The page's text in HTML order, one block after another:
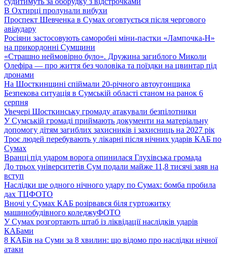
В Охтирці пролунали вибухи
Проспект Шевченка в Сумах оговтується після чергового
авіаудару
Росіяни застосовують саморобні міни-пастки «Лампочка-Н»
на прикордонні Сумщини
«Страшно неймовірно було». Дружина загиблого Миколи
Олефіра — про життя без чоловіка та поїздки на цвинтар під
дронами
На Шосткинщині спіймали 20-річного автоугонщика
Безпекова ситуація в Сумській області станом на ранок 6
серпня
Увечері Шосткинську громаду атакували безпілотники
У Сумській громаді приймають документи на матеріальну
допомогу дітям загиблих захисників і захисниць на 2027 рік
Троє людей перебувають у лікарні після нічних ударів КАБ по
Сумах
Вранці під ударом ворога опинилася Глухівська громада
До трьох університетів Сум подали майже 11,8 тисячі заяв на
вступ
Наслідки ще одного нічного удару по Сумах: бомба пробила
дах ТЦФОТО
Вночі у Сумах КАБ розірвався біля гуртожитку
машинобудівного коледжуФОТО
У Сумах розгортають штаб із ліквідації наслідків ударів
КАБами
8 КАБів на Суми за 8 хвилин: що відомо про наслідки нічної
атаки